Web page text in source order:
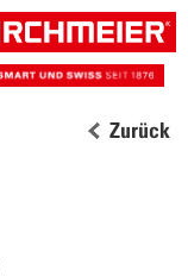
Zurück